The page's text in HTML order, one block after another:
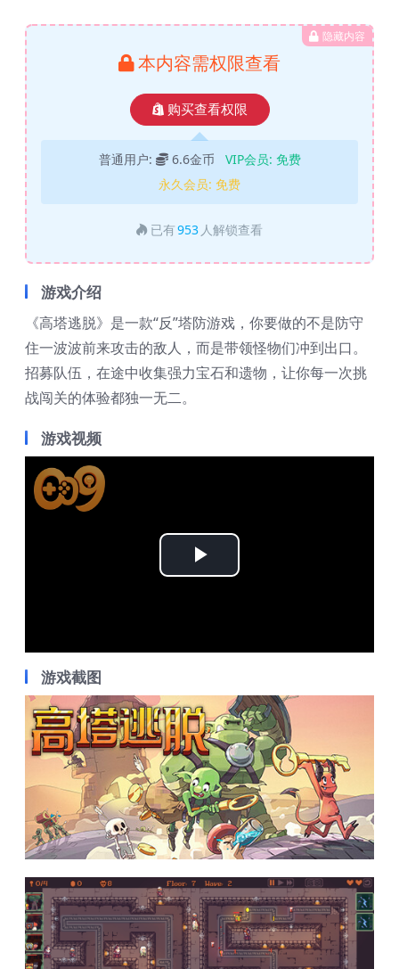
隐藏内容
本内容需权限查看
购买查看权限
普通用户: 6.6金币 VIP会员: 免费
永久会员: 免费
已有953 人解锁查看
游戏介绍
《高塔逃脱》是一款“反”塔防游戏，你要做的不是防守
住一波波前来攻击的敌人，而是带领怪物们冲到出口。
招募队伍，在途中收集强力宝石和遗物，让你每一次挑
战闯关的体验都独一无二。
游戏视频
Play
游戏截图